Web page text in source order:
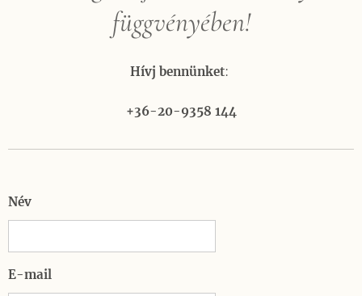
függvényében!
Hívj bennünket:
+36-20-9358 144
Név
E-mail